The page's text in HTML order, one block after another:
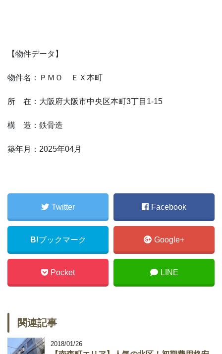
【物件データ】
物件名：ＰＭＯ ＥＸ本町
所 在：大阪府大阪市中央区本町3丁目1-15
構 造：鉄骨造
築年月：2025年04月
Twitter Facebook
B!ブックマーク Google+
Pocket LINE
関連記事
2018/01/26